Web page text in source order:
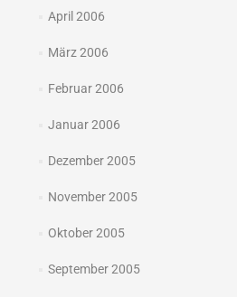
April 2006
März 2006
Februar 2006
Januar 2006
Dezember 2005
November 2005
Oktober 2005
September 2005